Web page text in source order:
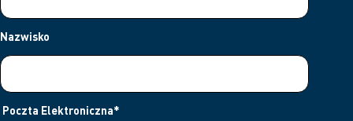
Nazwisko
Poczta Elektroniczna*